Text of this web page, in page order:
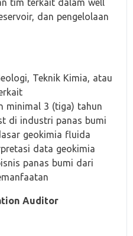
tim terkait dalam well
dan pengelolaan
Teknik Kimia, atau
minimal 3 (tiga) tahun
di industri panas bumi
geokimia fluida
data geokimia
panas bumi dari
Auditor